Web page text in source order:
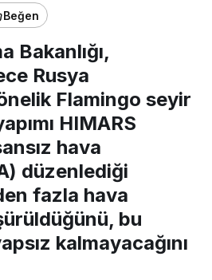
Beğen
Bakanlığı,
Rusya
Flamingo seyir
HIMARS
hava
düzenlediği
fazla hava
bu
kalmayacağını